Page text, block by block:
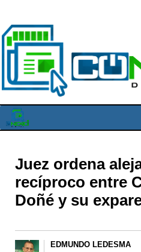
Juez ordena
recíproco entre
Doñé y su
EDMUNDO LEDESMA